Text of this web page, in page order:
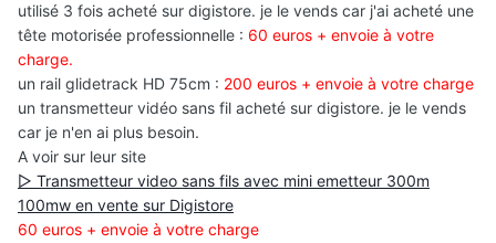
utilisé 3 fois acheté sur digistore. je le vends car j'ai acheté une
tête motorisée professionnelle : 60 euros + envoie à votre
charge.
un rail glidetrack HD 75cm : 200 euros + envoie à votre charge
un transmetteur vidéo sans fil acheté sur digistore. je le vends
car je n'en ai plus besoin.
A voir sur leur site
▷ Transmetteur video sans fils avec mini emetteur 300m
100mw en vente sur Digistore
60 euros + envoie à votre charge